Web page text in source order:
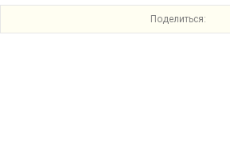
Поделиться: